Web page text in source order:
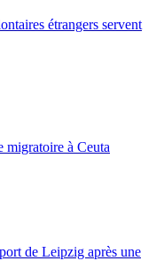
étrangers servent
migratoire à Ceuta
de Leipzig après une